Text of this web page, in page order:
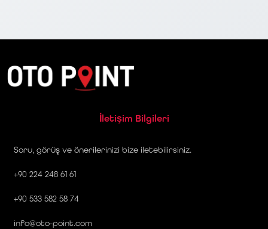
İletişim Bilgileri
Soru, görüş ve önerilerinizi bize iletebilirsiniz.
+90 224 248 61 61
+90 533 582 58 74
info@oto-point.com